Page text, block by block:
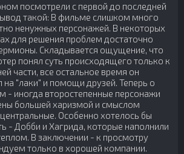
посмотрели с первой до последней
такой: В фильме слишком много
ненужных персонажей. В некоторых
для решения проблем достаточно
Складывается ощущение, что
понял суть происходящего только к
части, все остальное время он
на "лаки" и помощи друзей. Теперь о
- иногда второстепенные персонажи
большей харизмой и смыслом
Особенно хотелось бы
- Добби и Хагрида, которые наполнили
В заключении - к просмотру
только в хорошей компании.